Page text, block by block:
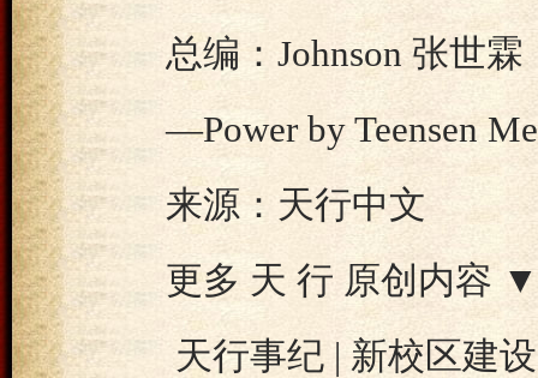
总编：Johnson 张世霖
—Power by Teensen
来源：天行中文
更多 天 行 原创内容 ▼
天行事纪 | 新校区建